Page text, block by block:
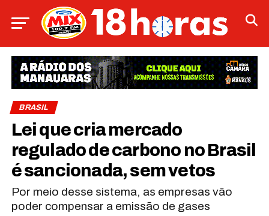
BRASIL
Lei que cria mercado
regulado de carbono no Brasil
é sancionada, sem vetos
Por meio desse sistema, as empresas vão
poder compensar a emissão de gases